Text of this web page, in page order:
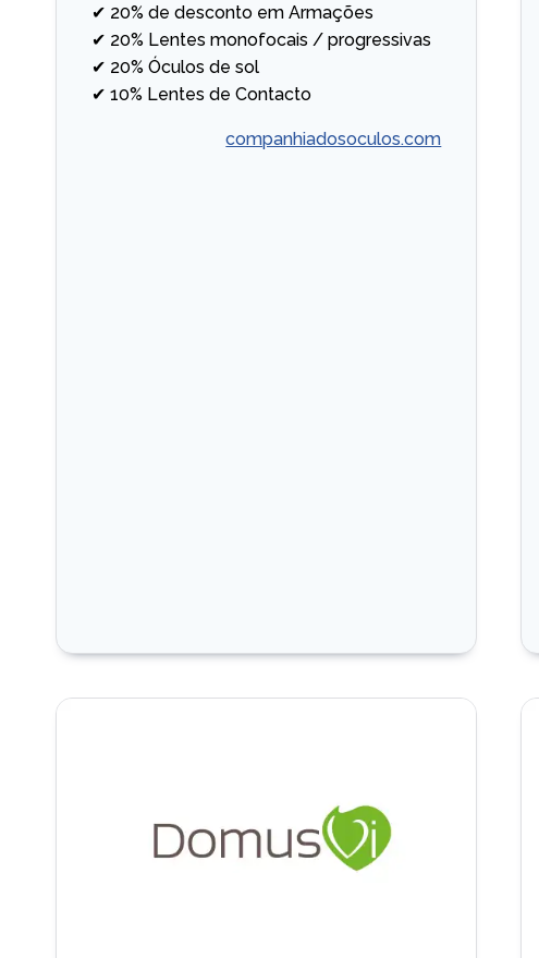
✔ 20% de desconto em Armações
✔ 20% Lentes monofocais / progressivas
✔ 20% Óculos de sol
✔ 10% Lentes de Contacto
companhiadosoculos.com